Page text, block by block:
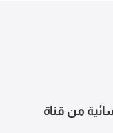
من قناة